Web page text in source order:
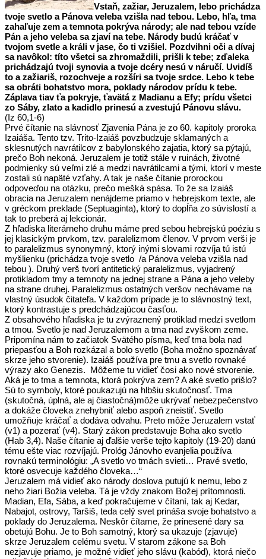
Vstaň, zažiar, Jeruzalem, lebo prichádza
tvoje svetlo a Pánova veleba vzišla nad tebou. Lebo, hľa, tma
zahaľuje zem a temnota pokrýva národy; ale nad tebou vzíde
Pán a jeho veleba sa zjaví na tebe. Národy budú kráčať v
tvojom svetle a králi v jase, čo ti vzišiel. Pozdvihni oči a dívaj
sa navôkol: títo všetci sa zhromaždili, prišli k tebe; zďaleka
prichádzajú tvoji synovia a tvoje dcéry nesú v náručí. Uvidíš
to a zažiariš, rozochveje a rozšíri sa tvoje srdce. Lebo k tebe
sa obráti bohatstvo mora, poklady národov prídu k tebe.
Záplava tiav ťa pokryje, ťavätá z Madianu a Efy; prídu všetci
zo Sáby, zlato a kadidlo prinesú a zvestujú Pánovu slávu.
(Iz 60,1-6)
Prvé čítanie na slávnosť Zjavenia Pána je zo 60. kapitoly proroka
Izaiáša. Tento tzv. Trito-Izaiáš povzbudzuje sklamaných a
sklesnutých navrátilcov z babylonského zajatia, ktorý sa pýtajú,
prečo Boh nekoná. Jeruzalem je totiž stále v ruinách, životné
podmienky sú veľmi zlé a medzi navrátilcami a tými, ktorí v meste
zostali sú napäté vzťahy. A tak je naše čítanie prorockou
odpoveďou na otázku, prečo mešká spása. To že sa Izaiáš
obracia na Jeruzalem nenájdeme priamo v hebrejskom texte, ale
v gréckom preklade (Septuaginta), ktorý to dopĺňa zo súvislostí a
tak to preberá aj lekcionár.
Z hľadiska literárneho druhu máme pred sebou hebrejskú poéziu s
jej klasickým prvkom, tzv. paralelizmom členov. V prvom verši je
to paralelizmus synonymný, ktorý inými slovami rozvíja tú istú
myšlienku (prichádza tvoje svetlo /a Pánova veleba vzišla nad
tebou ). Druhý verš tvorí antitetický paralelizmus, vyjadrený
protikladom tmy a temnoty na jednej strane a Pána a jeho veleby
na strane druhej. Paralelizmus ostatných veršov nechávame na
vlastný úsudok čitateľa. V každom prípade je to slávnostný text,
ktorý kontrastuje s predchádzajúcou časťou.
Z obsahového hľadiska je tu zvýraznený protiklad medzi svetlom
a tmou. Svetlo je nad Jeruzalemom a tma nad zvyškom zeme.
Pripomína nám to začiatok Svätého písma, keď tma bola nad
priepasťou a Boh rozkázal a bolo svetlo (Boha možno spoznávať
skrze jeho stvorenie). Izaiáš používa pre tmu a svetlo rovnaké
výrazy ako Genezis. Môžeme tu vidieť čosi ako nové stvorenie.
Aká je to tma a temnota, ktorá pokrýva zem? A aké svetlo prišlo?
Sú to symboly, ktoré poukazujú na hlbšiu skutočnosť. Tma
(skutočná, úplná, ale aj čiastočná)môže ukrývať nebezpečenstvo
a dokáže človeka znehybniť alebo aspoň zneistiť. Svetlo
umožňuje kráčať a dodáva odvahu. Preto môže Jeruzalem vstať
(v1) a pozerať (v4). Starý zákon predstavuje Boha ako svetlo
(Hab 3,4). Naše čítanie aj ďalšie verše tejto kapitoly (19-20) danú
tému ešte viac rozvíjajú. Prológ Jánovho evanjelia používa
rovnakú terminológiu: „A svetlo vo tmách svieti… Pravé svetlo,
ktoré osvecuje každého človeka…“
Jeruzalem má vidieť ako národy doslova putujú k nemu, lebo z
neho žiari Božia veleba. Tá je vždy znakom Božej prítomnosti.
Madian, Efa, Sába, a keď pokračujeme v čítaní, tak aj Kedar,
Nabajot, ostrovy, Taršiš, teda celý svet prináša svoje bohatstvo a
poklady do Jeruzalema. Neskôr čítame, že prinesené dary sa
obetujú Bohu. Je to Boh samotný, ktorý sa ukazuje (zjavuje)
skrze Jeruzalem celému svetu. V starom zákone sa Boh
nezjavuje priamo, je možné vidieť jeho slávu (kabód), ktorá niečo